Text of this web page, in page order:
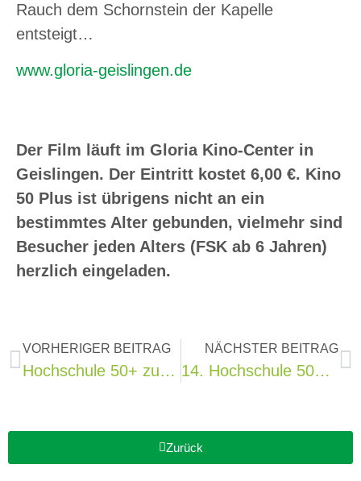
Rauch dem Schornstein der Kapelle
entsteigt…
www.gloria-geislingen.de
Der Film läuft im Gloria Kino-Center in
Geislingen. Der Eintritt kostet 6,00 €. Kino
50 Plus ist übrigens nicht an ein
bestimmtes Alter gebunden, vielmehr sind
Besucher jeden Alters (FSK ab 6 Jahren)
herzlich eingeladen.
VORHERIGER BEITRAG
Hochschule 50+ zum Thema „KI – Künstliche Intelligenz im Alltag“
NÄCHSTER BEITRAG
14. Hochschule 50+: Genau das Richtige für alle, die nie auslernen
Zurück